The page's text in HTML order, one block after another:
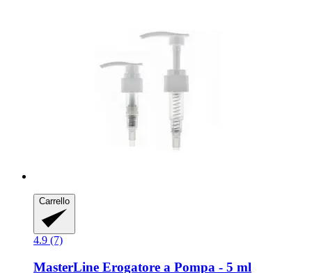
Carrello
4.9 (7)
MasterLine Erogatore a Pompa -​ 5 ml